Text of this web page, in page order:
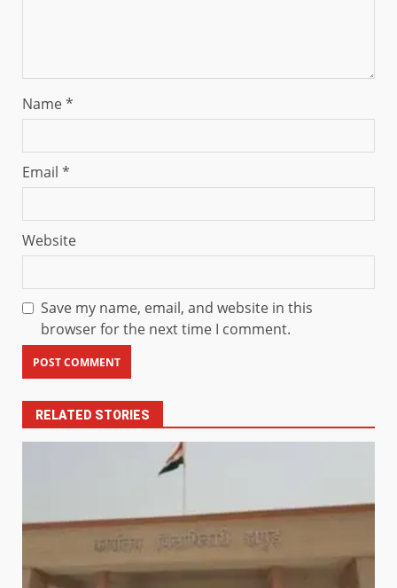
Name*
Email *
Website
Save my name, email, and website in this
browser for the next time I comment.
RELATED STORIES